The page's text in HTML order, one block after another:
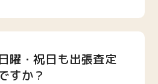
曜・祝日も出張査定
すか？